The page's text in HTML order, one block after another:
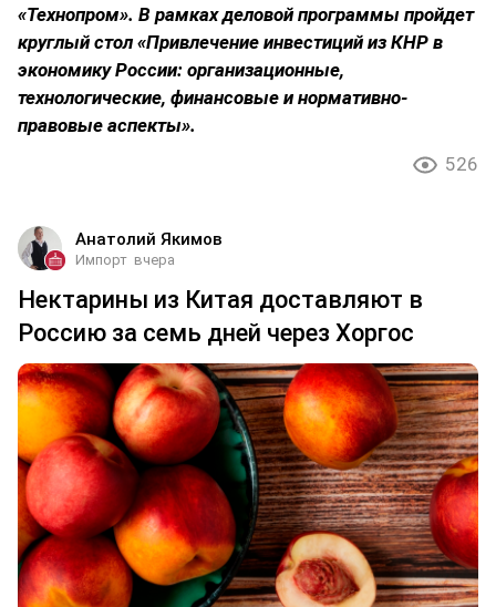
«Технопром». В рамках деловой программы пройдет
круглый стол «Привлечение инвестиций из КНР в
экономику России: организационные,
технологические, финансовые и нормативно-
правовые аспекты».
526
Анатолий Якимов
Импорт вчера
Нектарины из Китая доставляют в
Россию за семь дней через Хоргос